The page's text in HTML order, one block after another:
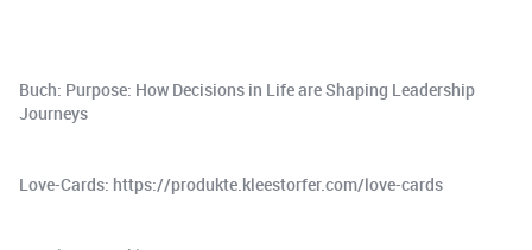
Buch: Purpose: How Decisions in Life are Shaping Leadership
Journeys
Love-Cards: https://produkte.kleestorfer.com/love-cards